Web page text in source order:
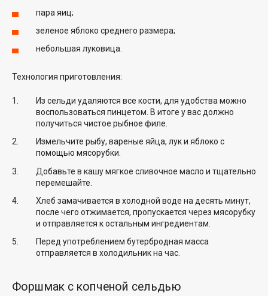
пара яиц;
зеленое яблоко среднего размера;
небольшая луковица.
Технология приготовления:
Из сельди удаляются все кости, для удобства можно
воспользоваться пинцетом. В итоге у вас должно
получиться чистое рыбное филе.
Измельчите рыбу, вареные яйца, лук и яблоко с
помощью мясорубки.
Добавьте в кашу мягкое сливочное масло и тщательно
перемешайте.
Хлеб замачивается в холодной воде на десять минут,
после чего отжимается, пропускается через мясорубку
и отправляется к остальным ингредиентам.
Перед употреблением бутербродная масса
отправляется в холодильник на час.
Форшмак с копченой сельдью